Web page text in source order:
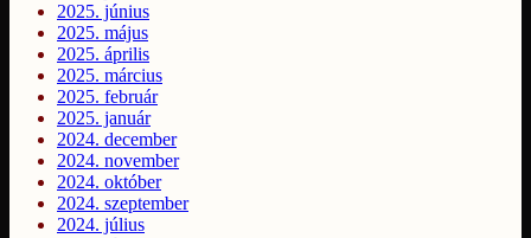
2025. június
2025. május
2025. április
2025. március
2025. február
2025. január
2024. december
2024. november
2024. október
2024. szeptember
2024. július